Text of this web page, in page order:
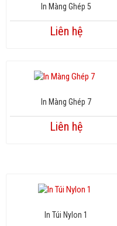
In Màng Ghép 5
Liên hệ
In Màng Ghép 7
Liên hệ
In Túi Nylon 1